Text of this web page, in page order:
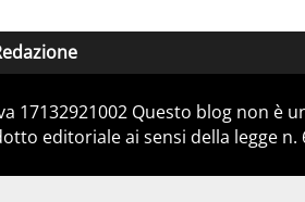
17132921002 Questo blog non è
editoriale ai sensi della legge n.